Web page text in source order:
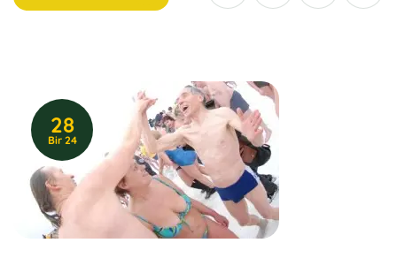
28
Bir 24